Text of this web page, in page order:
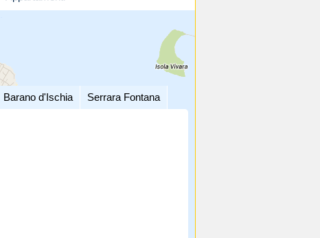
Barano d'Ischia Serrara Fontana